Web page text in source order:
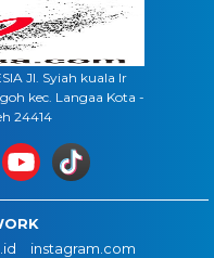
Jl. Syiah kuala lr
kec. Langaa Kota -
24414
instagram.com